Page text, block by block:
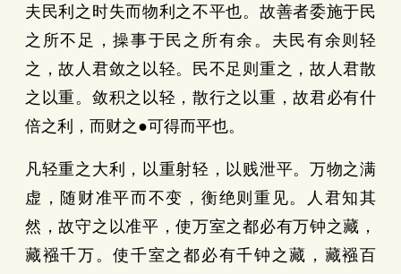
夫民利之时失而物利之不平也。故善者委施于民
之所不足，操事于民之所有余。夫民有余则轻
之，故人君敛之以轻。民不足则重之，故人君散
之以重。敛积之以轻，散行之以重，故君必有什
倍之利，而财之●可得而平也。
凡轻重之大利，以重射轻，以贱泄平。万物之满
虚，随财准平而不变，衡绝则重见。人君知其
然，故守之以准平，使万室之都必有万钟之藏，
藏襁千万。使千室之都必有千钟之藏，藏襁百